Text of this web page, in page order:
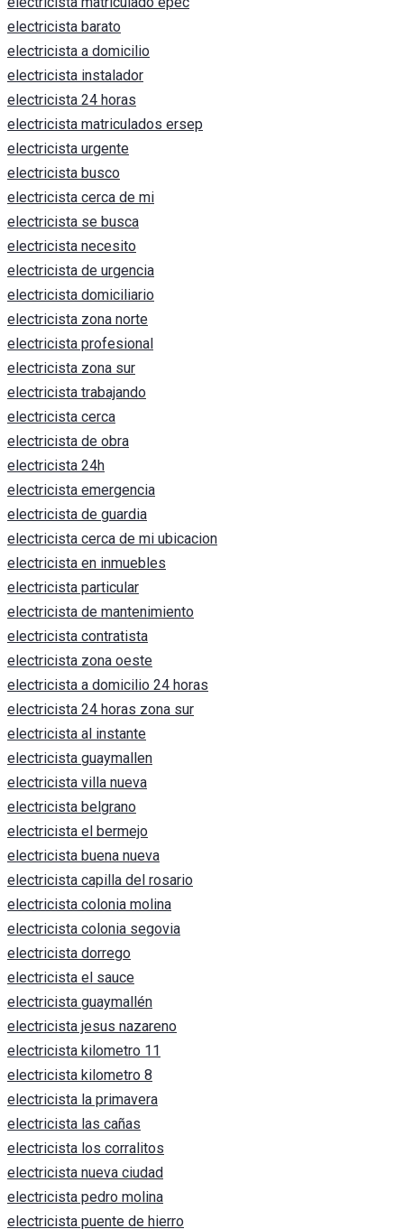
electricista barato
electricista a domicilio
electricista instalador
electricista 24 horas
electricista matriculados ersep
electricista urgente
electricista busco
electricista cerca de mi
electricista se busca
electricista necesito
electricista de urgencia
electricista domiciliario
electricista zona norte
electricista profesional
electricista zona sur
electricista trabajando
electricista cerca
electricista de obra
electricista 24h
electricista emergencia
electricista de guardia
electricista cerca de mi ubicacion
electricista en inmuebles
electricista particular
electricista de mantenimiento
electricista contratista
electricista zona oeste
electricista a domicilio 24 horas
electricista 24 horas zona sur
electricista al instante
electricista guaymallen
electricista villa nueva
electricista belgrano
electricista el bermejo
electricista buena nueva
electricista capilla del rosario
electricista colonia molina
electricista colonia segovia
electricista dorrego
electricista el sauce
electricista guaymallén
electricista jesus nazareno
electricista kilometro 11
electricista kilometro 8
electricista la primavera
electricista las cañas
electricista los corralitos
electricista nueva ciudad
electricista pedro molina
electricista puente de hierro